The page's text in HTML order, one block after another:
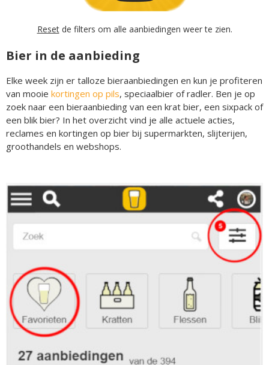
Resetde filters om alle aanbiedingen weer te zien.
Bier in de aanbieding
Elke week zijn er talloze bieraanbiedingen en kun je profiteren
van mooie kortingen op pils, speciaalbier of radler. Ben je op
zoek naar een bieraanbieding van een krat bier, een sixpack of
een blik bier? In het overzicht vind je alle actuele acties,
reclames en kortingen op bier bij supermarkten, slijterijen,
groothandels en webshops.